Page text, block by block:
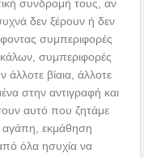
συνδρομή τους, αν
δεν ξέρουν ή δεν
συμπεριφορές
συμπεριφορές
άλλοτε βίαια, άλλοτε
στην αντιγραφή και
αυτό που ζητάμε
εκμάθηση
όλα ησυχία να